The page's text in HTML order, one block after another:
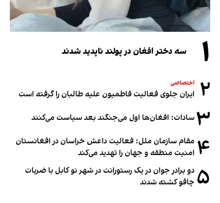
۱ سه دختر افغان در پولند ناپدید شدند
۲ اختصاصی
ایران جلوی فعالیت فاطمیون علیه طالبان را گرفته است
۳سادات: افغان‌ها اول می‌جنگند بعد سیاست می‌کنند
۴ مقام سازمان ملل: فعالیت داعش خراسان در افغانستان
امنیت منطقه و جهان را تهدید می‌کند
۵ دو برادر جوان در یک رستورانت در شهر نو کابل با ضربات
چاقو کشته شدند